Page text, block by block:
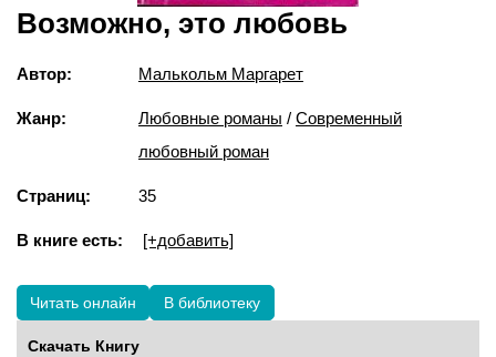
Возможно, это любовь
Автор: Малькольм Маргарет
Жанр: Любовные романы / Современный
любовный роман
Страниц: 35
В книге есть: [+добавить]
Читать онлайн В библиотеку
Скачать Книгу